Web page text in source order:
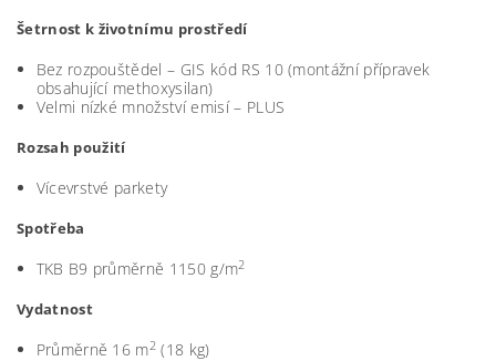
Šetrnost k životnímu prostředí
Bez rozpouštědel – GIS kód RS 10 (montážní přípravek
obsahující methoxysilan)
Velmi nízké množství emisí – PLUS
Rozsah použití
Vícevrstvé parkety
Spotřeba
TKB B9 průměrně 1150 g/m2
Vydatnost
Průměrně 16 m2 (18 kg)